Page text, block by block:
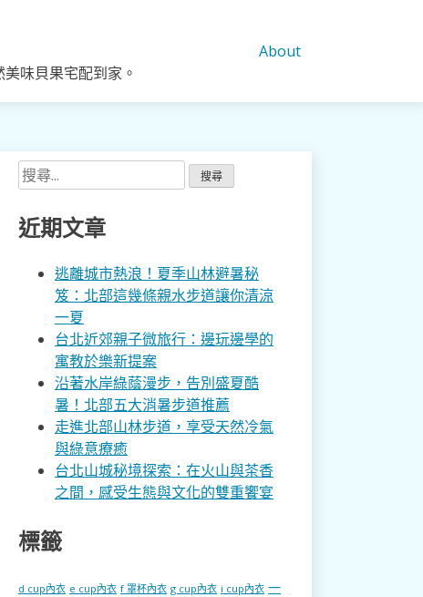
味貝果宅配到家。
About
搜
尋
關
鍵
近期文章
逃離城市熱浪！夏季山林避暑秘
笈：北部這幾條親水步道讓你清涼
一夏
台北近郊親子微旅行：邊玩邊學的
寓教於樂新提案
沿著水岸綠蔭漫步，告別盛夏酷
暑！北部五大消暑步道推薦
走進北部山林步道，享受天然冷氣
與綠意療癒
台北山城秘境探索：在火山與茶香
之間，感受生態與文化的雙重饗宴
標籤
d cup內衣 e cup內衣 f 罩杯內衣 g cup內衣 i cup內衣 一